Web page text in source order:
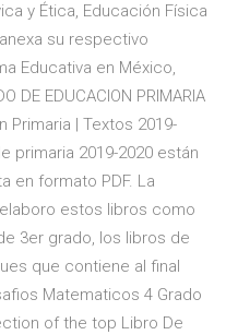
y Ética, Educación Física
su respectivo
Educativa en México,
DE EDUCACION PRIMARIA
Primaria | Textos 2019-
primaria 2019-2020 están
en formato PDF. La
estos libros como
3er grado, los libros de
que contiene al final
Matematicos 4 Grado
of the top Libro De